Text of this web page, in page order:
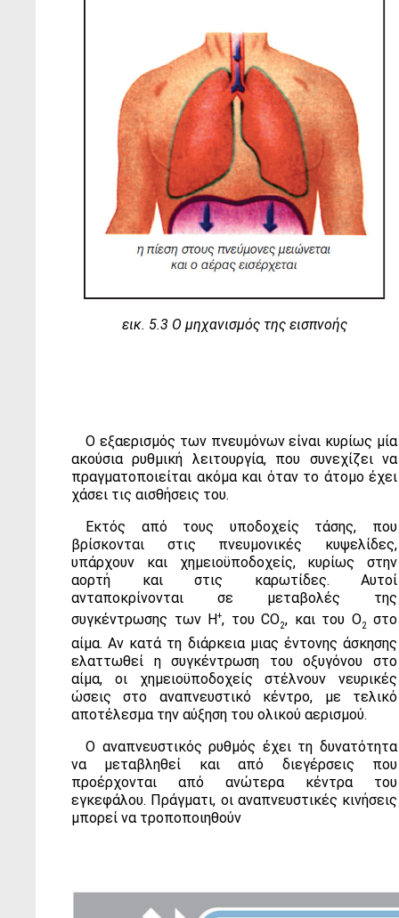
εικ. 5.3 Ο μηχανισμός της εισπνοής
Ο εξαερισμός των πνευμόνων είναι κυρίως μία
ακούσια ρυθμική λειτουργία, που συνεχίζει να
πραγματοποιείται ακόμα και όταν το άτομο έχει
χάσει τις αισθήσεις του.
Εκτός από τους υποδοχείς τάσης, που
βρίσκονται στις πνευμονικές κυψελίδες,
υπάρχουν και χημειοϋποδοχείς, κυρίως στην
αορτή και στις καρωτίδες. Αυτοί
ανταποκρίνονται σε μεταβολές της
συγκέντρωσης των Η+, του CΟ2, και του Ο2
στο
αίμα. Αν κατά τη διάρκεια μιας έντονης άσκησης
ελαττωθεί η συγκέντρωση του οξυγόνου στο
αίμα, οι χημειοϋποδοχείς στέλνουν νευρικές
ώσεις στο αναπνευστικό κέντρο, με τελικό
αποτέλεσμα την αύξηση του ολικού αερισμού.
Ο αναπνευστικός ρυθμός έχει τη δυνατότητα
να μεταβληθεί και από διεγέρσεις που
προέρχονται από ανώτερα κέντρα του
εγκεφάλου. Πράγματι, οι αναπνευστικές κινήσεις
μπορεί να τροποποιηθούν